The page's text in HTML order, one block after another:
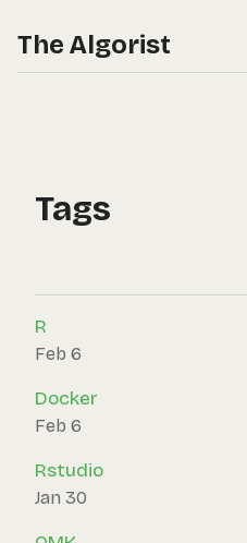
The Algorist
Tags
R
Feb 6
Docker
Feb 6
Rstudio
Jan 30